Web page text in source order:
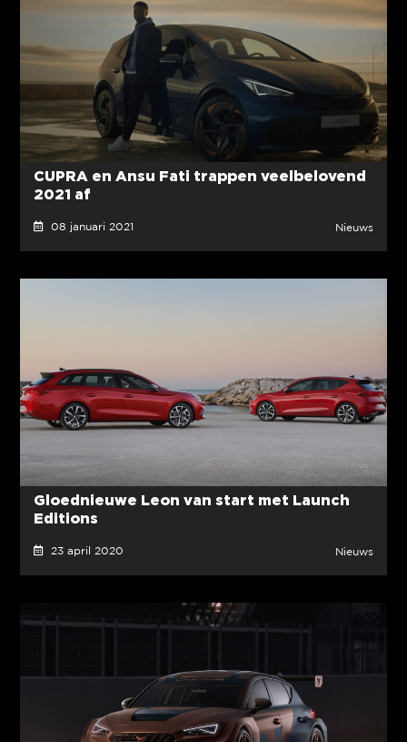
CUPRA en Ansu Fati trappen veelbelovend
2021 af
08 januari 2021 Nieuws
Gloednieuwe Leon van start met Launch
Editions
23 april 2020 Nieuws